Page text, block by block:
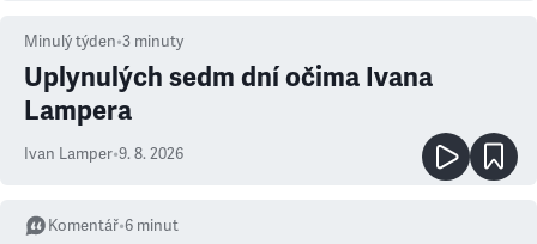
Minulý týden•3 minuty
Uplynulých sedm dní očima Ivana
Lampera
Ivan Lamper•9. 8. 2026
Komentář•6 minut